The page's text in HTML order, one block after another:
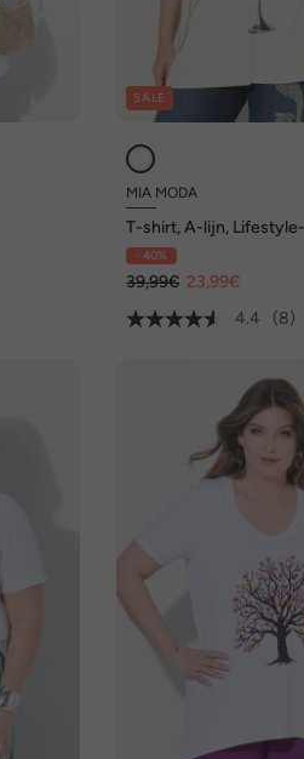
SALE
MIA MODA
T-shirt, A-lijn,
mouwen
- 40%
39,99€ 23,99€
4.4
(8)